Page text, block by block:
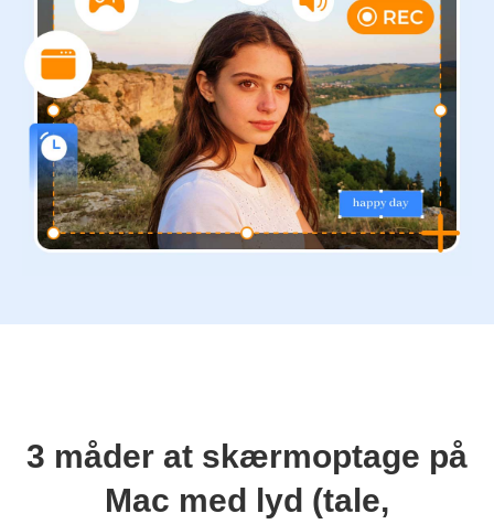
3 måder at skærmoptage på
Mac med lyd (tale,